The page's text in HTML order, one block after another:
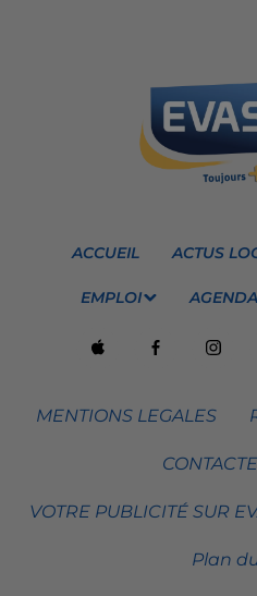
ACCUEIL ACTUS
EMPLOI AGENDA
MENTIONS LEGALES
VOTRE PUBLICITÉ SUR
Plan